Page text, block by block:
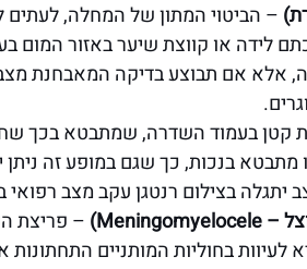
– הביטוי המתון של המחלה, לעתים
כתם לידה או קווצת שיער באזור
אלא אם תבוצע בדיקה המאבחנת
קטן בעמוד השדרה, שמתבטא בכך
בנכות, כך שגם במופע זה ניתן
יתגלה בצילום רנטגן עקב מצב רפואי
– פריצת
בחוליות המותניים התחתונות